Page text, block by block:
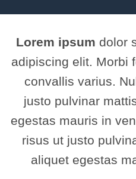
Lorem ipsum dolor
adipiscing elit. Morbi
convallis varius.
justo pulvinar
egestas mauris in
risus ut justo
aliquet egestas